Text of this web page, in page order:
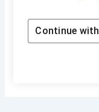
Continue with